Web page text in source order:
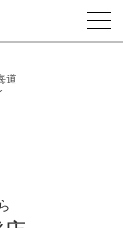
ン*/
道